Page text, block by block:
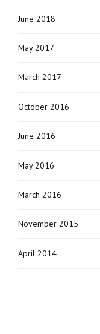
June 2018
May 2017
March 2017
October 2016
June 2016
May 2016
March 2016
November 2015
April 2014